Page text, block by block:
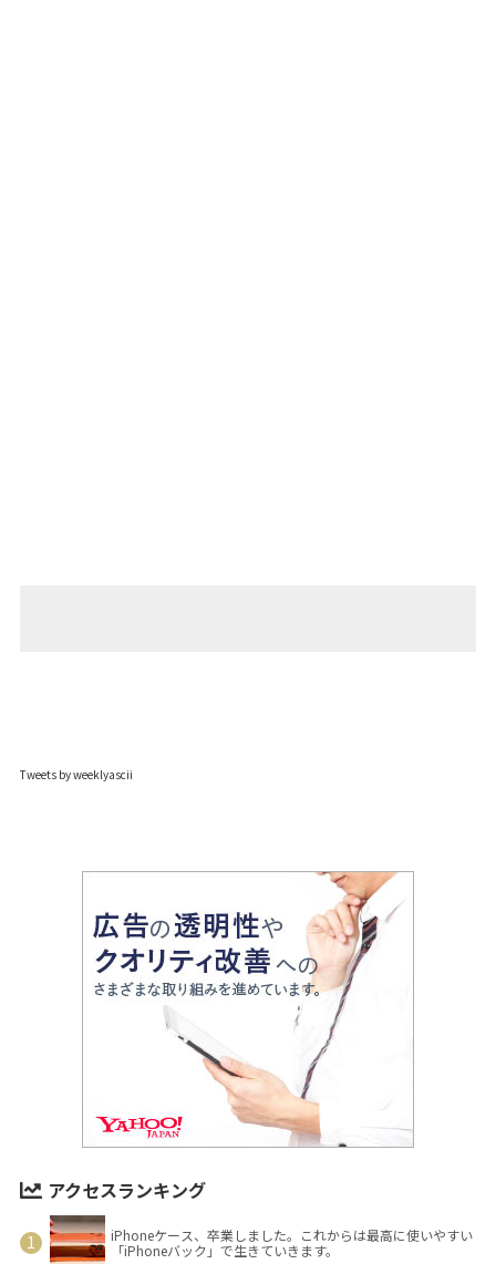
Tweets by weeklyascii
アクセスランキング
iPhoneケース、卒業しました。これからは最高に使いやすい
「iPhoneバック」で生きていきます。